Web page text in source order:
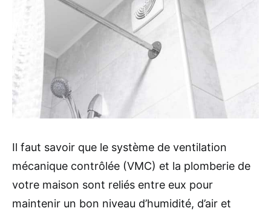
Il faut savoir que le système de ventilation
mécanique contrôlée (VMC) et la plomberie de
votre maison sont reliés entre eux pour
maintenir un bon niveau d’humidité, d’air et